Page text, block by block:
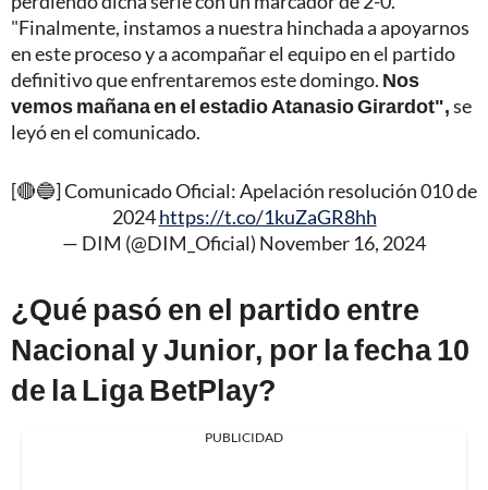
"Finalmente, instamos a nuestra hinchada a apoyarnos
en este proceso y a acompañar el equipo en el partido
definitivo que enfrentaremos este domingo. Nos
vemos mañana en el estadio Atanasio Girardot",se
leyó en el comunicado.
[🔴🔵] Comunicado Oficial: Apelación resolución 010 de
2024https://t.co/1kuZaGR8hh
— DIM (@DIM_Oficial) November 16, 2024
¿Qué pasó en el partido entre
Nacional y Junior, por la fecha 10
de la Liga BetPlay?
PUBLICIDAD